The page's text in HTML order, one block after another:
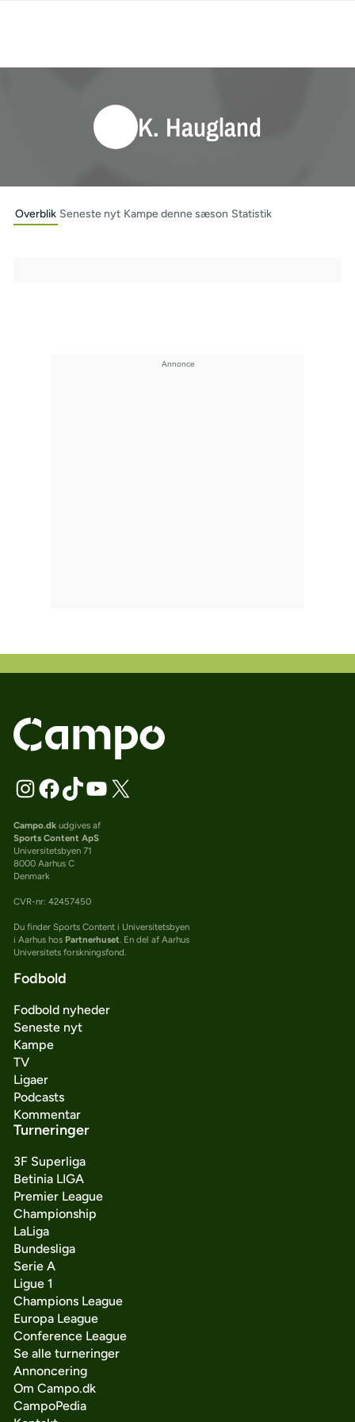
K. Haugland
Overblik Seneste nyt Kampe denne sæson Statistik
Campo.dkudgives af
Sports Content ApS
Universitetsbyen 71
8000 Aarhus C
Denmark
CVR-nr: 42457450
Du finder Sports Content i Universitetsbyen
i Aarhus hos Partnerhuset. En del af Aarhus
Universitets forskningsfond.
Fodbold
Fodbold nyheder
Seneste nyt
Kampe
TV
Ligaer
Podcasts
Kommentar
Turneringer
3F Superliga
Betinia LIGA
Premier League
Championship
LaLiga
Bundesliga
Serie A
Ligue 1
Champions League
Europa League
Conference League
Se alle turneringer
Annoncering
Om Campo.dk
CampoPedia